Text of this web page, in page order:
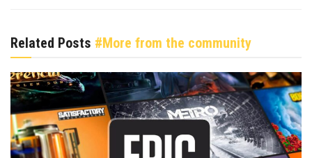
Related Posts #More from the community